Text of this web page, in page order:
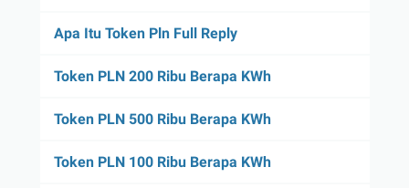
Apa Itu Token Pln Full Reply
Token PLN 200 Ribu Berapa KWh
Token PLN 500 Ribu Berapa KWh
Token PLN 100 Ribu Berapa KWh